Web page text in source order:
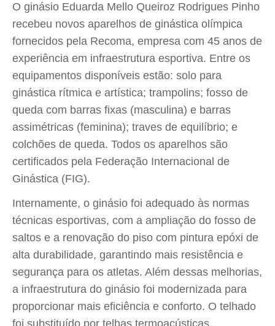
O ginásio Eduarda Mello Queiroz Rodrigues Pinho
recebeu novos aparelhos de ginástica olímpica
fornecidos pela Recoma, empresa com 45 anos de
experiência em infraestrutura esportiva. Entre os
equipamentos disponíveis estão: solo para
ginástica rítmica e artística; trampolins; fosso de
queda com barras fixas (masculina) e barras
assimétricas (feminina); traves de equilíbrio; e
colchões de queda. Todos os aparelhos são
certificados pela Federação Internacional de
Ginástica (FIG).
Internamente, o ginásio foi adequado às normas
técnicas esportivas, com a ampliação do fosso de
saltos e a renovação do piso com pintura epóxi de
alta durabilidade, garantindo mais resistência e
segurança para os atletas. Além dessas melhorias,
a infraestrutura do ginásio foi modernizada para
proporcionar mais eficiência e conforto. O telhado
foi substituído por telhas termoacústicas,